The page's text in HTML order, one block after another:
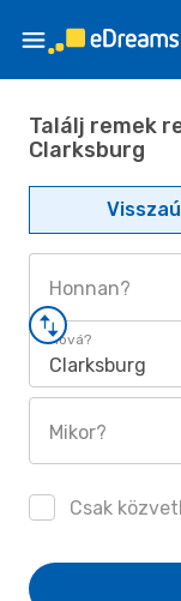
Találj remek
Clarksburg
Honnan?
Hová?
Clarksburg
Mikor?
Csak